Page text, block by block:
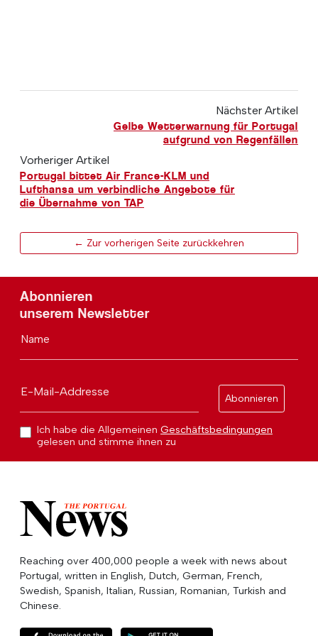
Nächster Artikel
Gelbe Wetterwarnung für Portugal
aufgrund von Regenfällen
Vorheriger Artikel
Portugal bittet Air France-KLM und
Lufthansa um verbindliche Angebote für
die Übernahme von TAP
← Zur vorherigen Seite zurückkehren
Abonnieren
unserem Newsletter
Name
E-Mail-Addresse
Abonnieren
Ich habe die Allgemeinen Geschäftsbedingungen
gelesen und stimme ihnen zu
Reaching over 400,000 people a week with news about
Portugal, written in English, Dutch, German, French,
Swedish, Spanish, Italian, Russian, Romanian, Turkish and
Chinese.